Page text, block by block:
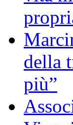
della
più”